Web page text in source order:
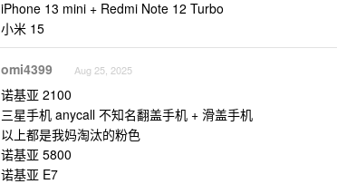
iPhone 13 mini + Redmi Note 12 Turbo
小米 15
omi4399 Aug 25, 2025
诺基亚 2100
三星手机 anycall 不知名翻盖手机 + 滑盖手机
以上都是我妈淘汰的粉色
诺基亚 5800
诺基亚 E7